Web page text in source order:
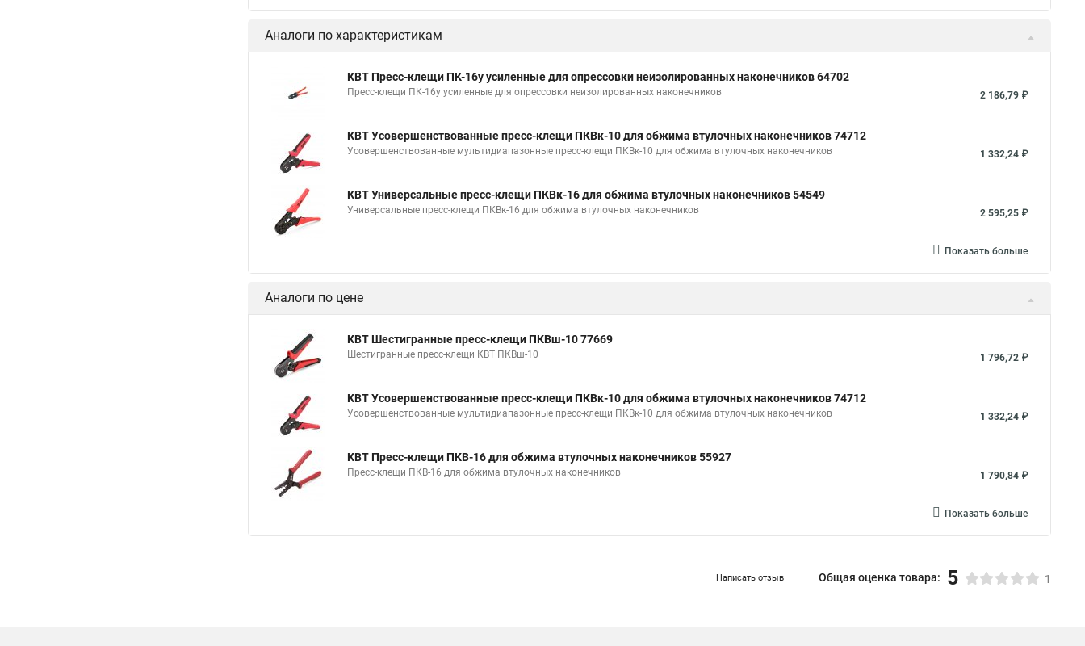
Аналоги по характеристикам
КВТ Пресс-клещи ПК-16у усиленные для опрессовки неизолированных наконечников 64702
Пресс-клещи ПК-16у усиленные для опрессовки неизолированных наконечников 2 186,79 ₽
КВТ Усовершенствованные пресс-клещи ПКВк-10 для обжима втулочных наконечников 74712
Усовершенствованные мультидиапазонные пресс-клещи ПКВк-10 для обжима втулочных наконечников 1 332,24 ₽
КВТ Универсальные пресс-клещи ПКВк-16 для обжима втулочных наконечников 54549
Универсальные пресс-клещи ПКВк-16 для обжима втулочных наконечников 2 595,25 ₽
Показать больше
Аналоги по цене
КВТ Шестигранные пресс-клещи ПКВш-10 77669
Шестигранные пресс-клещи КВТ ПКВш-10 1 796,72 ₽
КВТ Усовершенствованные пресс-клещи ПКВк-10 для обжима втулочных наконечников 74712
Усовершенствованные мультидиапазонные пресс-клещи ПКВк-10 для обжима втулочных наконечников 1 332,24 ₽
КВТ Пресс-клещи ПКВ-16 для обжима втулочных наконечников 55927
Пресс-клещи ПКВ-16 для обжима втулочных наконечников 1 790,84 ₽
Показать больше
Написать отзыв Общая оценка товара: 5 1